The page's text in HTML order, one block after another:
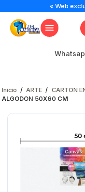
« Web
Inicio / ARTE / CARTON
ALGODON 50X60 CM